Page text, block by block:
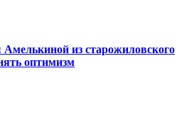
из старожиловского
оптимизм